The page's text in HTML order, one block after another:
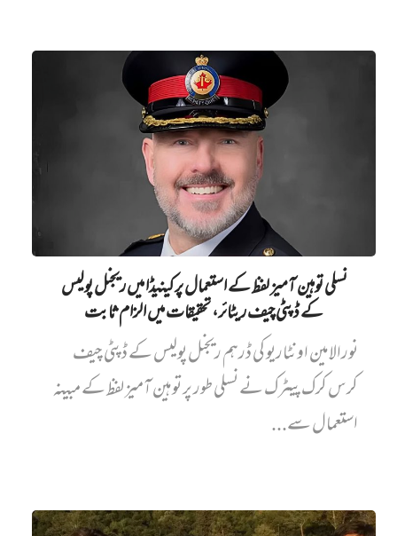
نسلی توہین آمیز لفظ کے استعمال پر کینیڈا میں ریجنل پولیس
کے ڈپٹی چیف ریٹائر، تحقیقات میں الزام ثابت
نورالامین اونٹاریو کی ڈرہم ریجنل پولیس کے ڈپٹی چیف
کرس کرک پیٹرک نے نسلی طور پر توہین آمیز لفظ کے مبینہ
استعمال سے...